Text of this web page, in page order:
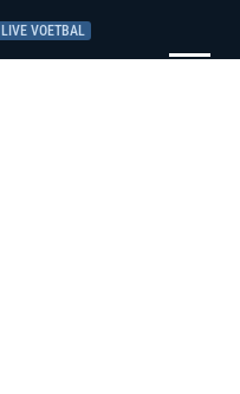
LIVE VOETBAL